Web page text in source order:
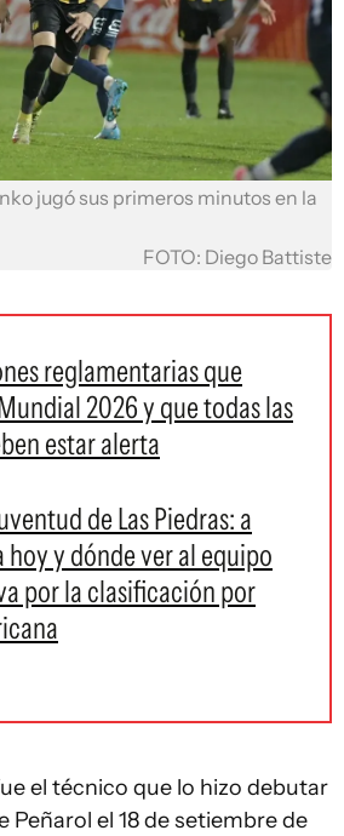
jugó sus primeros minutos en la
FOTO: Diego Battiste
reglamentarias que
2026 y que todas las
estar alerta
de Las Piedras: a
hoy y dónde ver al equipo
por la clasificación por
el técnico que lo hizo debutar
Peñarol el 18 de setiembre de